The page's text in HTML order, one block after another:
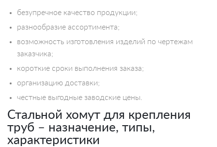
безупречное качество продукции;
разнообразие ассортимента;
возможность изготовления изделий по чертежам
заказчика;
короткие сроки выполнения заказа;
организацию доставки;
честные выгодные заводские цены.
Стальной хомут для крепления
труб – назначение, типы,
характеристики